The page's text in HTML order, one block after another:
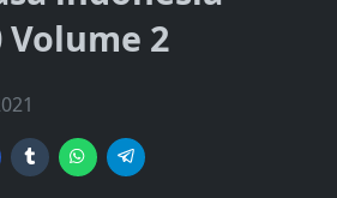
Volume 2